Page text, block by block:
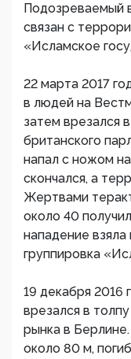
Подозреваемый
связан с
«Исламское
22 марта 2017
в людей на
затем врезался
британского
напал с ножом
скончался, а
Жертвами
около 40
нападение
группировка
19 декабря 2016
врезался в
рынка в
около 80 м,